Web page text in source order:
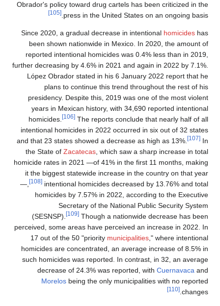
Obrador's policy toward drug cartels has been criticized in the
press in the United States on an ongoing basis.
[105]
Since 2020, a gradual decrease in intentional homicides has
been shown nationwide in Mexico. In 2020, the amount of
reported intentional homicides was 0.4% less than in 2019,
further decreasing by 4.6% in 2021 and again in 2022 by 7.1%.
López Obrador stated in his 6 January 2022 report that he
plans to continue this trend throughout the rest of his
presidency. Despite this, 2019 was one of the most violent
years in Mexican history, with 34,690 reported intentional
homicides.
[106] The reports conclude that nearly half of all
intentional homicides in 2022 occurred in six out of 32 states
and that 23 states showed a decrease as high as 13%.
[107] In
the State of Zacatecas, which saw a sharp increase in total
homicide rates in 2021 —of 41% in the first 11 months, making
it the biggest statewide increase in the country on that year
—,
[108] intentional homicides decreased by 13.76% and total
homicides by 7.57% in 2022, according to the Executive
Secretary of the National Public Security System
(SESNSP).
[109] Though a nationwide decrease has been
perceived, some areas have perceived an increase in 2022. In
17 out of the 50 "priority municipalities," where intentional
homicides are concentrated, an average increase of 8.5% in
such homicides was reported. In contrast, in 32, an average
decrease of 24.3% was reported, with Cuernavaca and
Morelos being the only municipalities with no reported
changes.
[110]